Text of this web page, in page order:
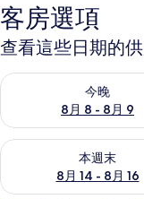
客房選項
查看這些日期的
今晚
8月 8 - 8月 9
查看今晚 (8月 8 - 8月
本週末
8月 14 - 8月 16
查看本週末 (8月 14 - 8